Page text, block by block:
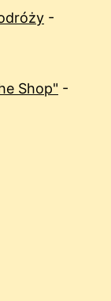
-
Shop" -